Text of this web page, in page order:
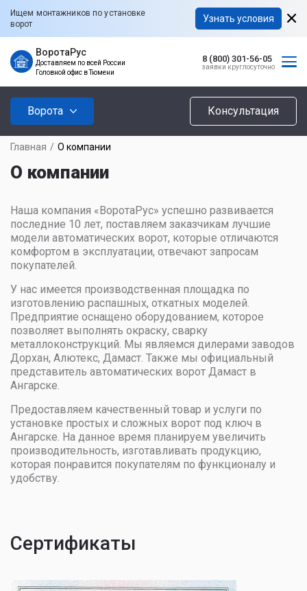
Ищем монтажников по установке
ворот
Узнать условия
ВоротаРус
Доставляем по всей России
Головной офис в Тюмени
8 (800) 301-56-05
заявки круглосуточно
Ворота Консультация
Главная / О компании
О компании
Наша компания «ВоротаРус» успешно развивается
последние 10 лет, поставляем заказчикам лучшие
модели автоматических ворот, которые отличаются
комфортом в эксплуатации, отвечают запросам
покупателей.
У нас имеется производственная площадка по
изготовлению распашных, откатных моделей.
Предприятие оснащено оборудованием, которое
позволяет выполнять окраску, сварку
металлоконструкций. Мы являемся дилерами заводов
Дорхан, Алютекс, Дамаст. Также мы официальный
представитель автоматических ворот Дамаст в
Ангарске.
Предоставляем качественный товар и услуги по
установке простых и сложных ворот под ключ в
Ангарске. На данное время планируем увеличить
производительность, изготавливать продукцию,
которая понравится покупателям по функционалу и
удобству.
Сертификаты